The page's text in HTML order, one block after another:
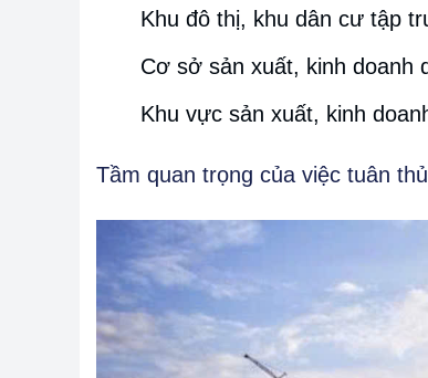
Khu đô thị, khu dân cư tập
Cơ sở sản xuất, kinh doanh
Khu vực sản xuất, kinh
Tầm quan trọng của việc tuân thủ